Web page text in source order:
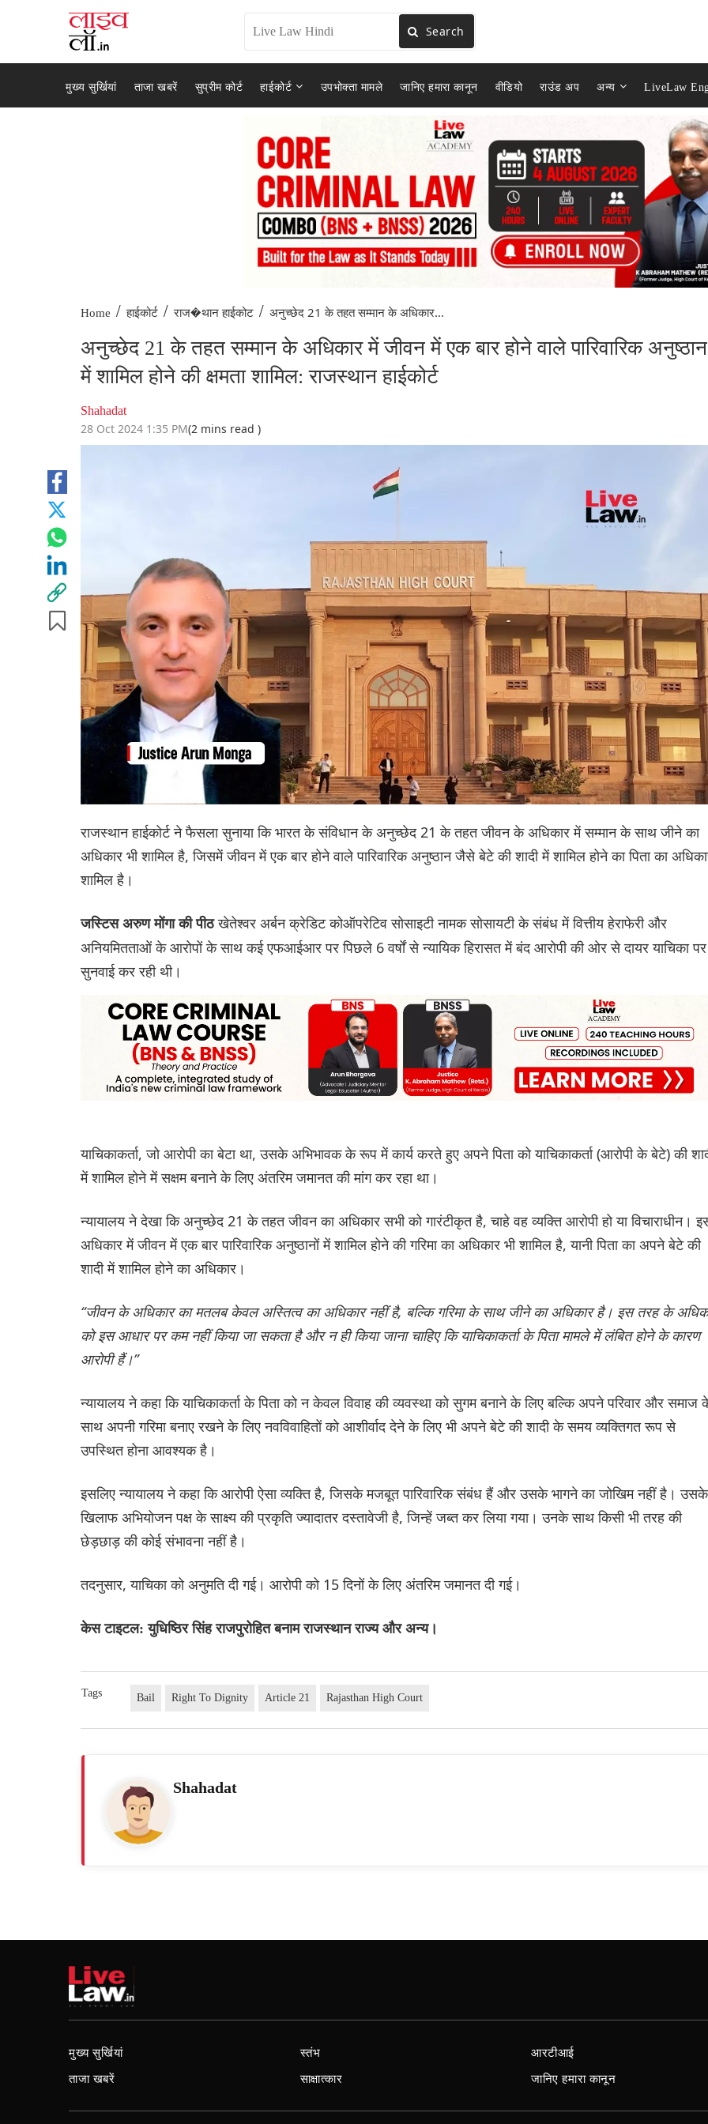
Search
मुख्य सुर्खियां ताजा खबरें सुप्रीम कोर्ट हाईकोर्ट उपभोक्ता मामले जानिए हमारा कानून वीडियो राउंड अप अन्य LiveLaw
Home / हाईकोर्ट / राज�थान हाईकोट / अनुच्छेद 21 के तहत सम्मान के अधिकार...
अनुच्छेद 21 के तहत सम्मान के अधिकार में जीवन में एक बार होने वाले पारिवारिक अनुष्ठान
में शामिल होने की क्षमता शामिल: राजस्थान हाईकोर्ट
Shahadat
28 Oct 2024 1:35 PM(2 mins read )
राजस्थान हाईकोर्ट ने फैसला सुनाया कि भारत के संविधान के अनुच्छेद 21 के तहत जीवन के अधिकार में सम्मान के साथ जीने का
अधिकार भी शामिल है, जिसमें जीवन में एक बार होने वाले पारिवारिक अनुष्ठान जैसे बेटे की शादी में शामिल होने का पिता का
शामिल है।
जस्टिस अरुण मोंगा की पीठखेतेश्वर अर्बन क्रेडिट कोऑपरेटिव सोसाइटी नामक सोसायटी के संबंध में वित्तीय हेराफेरी और
अनियमितताओं के आरोपों के साथ कई एफआईआर पर पिछले 6 वर्षों से न्यायिक हिरासत में बंद आरोपी की ओर से दायर याचिका पर
सुनवाई कर रही थी।
याचिकाकर्ता, जो आरोपी का बेटा था, उसके अभिभावक के रूप में कार्य करते हुए अपने पिता को याचिकाकर्ता (आरोपी के बेटे) की
में शामिल होने में सक्षम बनाने के लिए अंतरिम जमानत की मांग कर रहा था।
न्यायालय ने देखा कि अनुच्छेद 21 के तहत जीवन का अधिकार सभी को गारंटीकृत है, चाहे वह व्यक्ति आरोपी हो या विचाराधीन।
अधिकार में जीवन में एक बार पारिवारिक अनुष्ठानों में शामिल होने की गरिमा का अधिकार भी शामिल है, यानी पिता का अपने बेटे की
शादी में शामिल होने का अधिकार।
“जीवन के अधिकार का मतलब केवल अस्तित्व का अधिकार नहीं है, बल्कि गरिमा के साथ जीने का अधिकार है। इस तरह के
को इस आधार पर कम नहीं किया जा सकता है और न ही किया जाना चाहिए कि याचिकाकर्ता के पिता मामले में लंबित होने के कारण
आरोपी हैं।”
न्यायालय ने कहा कि याचिकाकर्ता के पिता को न केवल विवाह की व्यवस्था को सुगम बनाने के लिए बल्कि अपने परिवार और समाज
साथ अपनी गरिमा बनाए रखने के लिए नवविवाहितों को आशीर्वाद देने के लिए भी अपने बेटे की शादी के समय व्यक्तिगत रूप से
उपस्थित होना आवश्यक है।
इसलिए न्यायालय ने कहा कि आरोपी ऐसा व्यक्ति है, जिसके मजबूत पारिवारिक संबंध हैं और उसके भागने का जोखिम नहीं है। उसके
खिलाफ अभियोजन पक्ष के साक्ष्य की प्रकृति ज्यादातर दस्तावेजी है, जिन्हें जब्त कर लिया गया। उनके साथ किसी भी तरह की
छेड़छाड़ की कोई संभावना नहीं है।
तदनुसार, याचिका को अनुमति दी गई। आरोपी को 15 दिनों के लिए अंतरिम जमानत दी गई।
केस टाइटल: युधिष्ठिर सिंह राजपुरोहित बनाम राजस्थान राज्य और अन्य।
Tags Bail Right To Dignity Article 21 Rajasthan High Court
Shahadat
मुख्य सुर्खियां
ताजा खबरें
स्तंभ
साक्षात्कार
आरटीआई
जानिए हमारा कानून